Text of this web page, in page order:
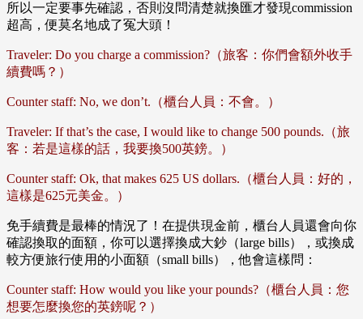
所以一定要事先確認，否則沒問清楚就換匯才發現commission
超高，便莫名地成了冤大頭！
Traveler: Do you charge a commission?（旅客：你們會額外收手
續費嗎？）
Counter staff: No, we don’t.（櫃台人員：不會。）
Traveler: If that’s the case, I would like to change 500 pounds.（旅
客：若是這樣的話，我要換500英鎊。）
Counter staff: Ok, that makes 625 US dollars.（櫃台人員：好的，
這樣是625元美金。）
免手續費是最棒的情況了！在提供現金前，櫃台人員還會向你
確認換取的面額，你可以選擇換成大鈔（large bills），或換成
較方便旅行使用的小面額（small bills），他會這樣問：
Counter staff: How would you like your pounds?（櫃台人員：您
想要怎麼換您的英鎊呢？）